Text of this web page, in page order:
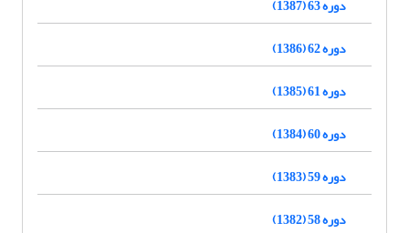
دوره 63 (1387)
دوره 62 (1386)
دوره 61 (1385)
دوره 60 (1384)
دوره 59 (1383)
دوره 58 (1382)